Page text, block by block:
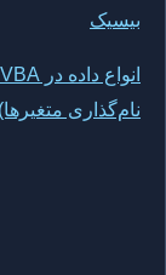
بیسیک
نام‌گذاری متغیرها)